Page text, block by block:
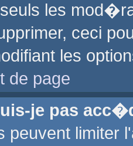
les
ceci
les
de page
je pas
peuvent